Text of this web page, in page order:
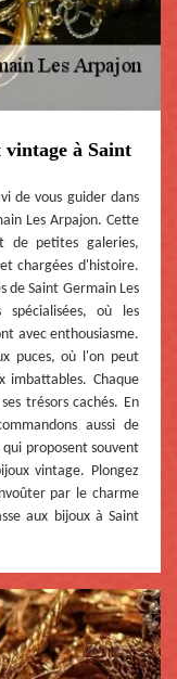
vintage à Saint
de vous guider dans
Les Arpajon. Cette
de petites galeries,
chargées d'histoire.
de Saint Germain Les
spécialisées, où les
avec enthousiasme.
puces, où l'on peut
imbattables. Chaque
trésors cachés. En
aussi de
proposent souvent
vintage. Plongez
par le charme
aux bijoux à Saint